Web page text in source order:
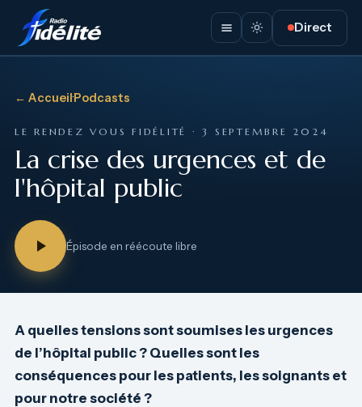
Direct
← Accueil·Podcasts
LE RENDEZ VOUS FIDÉLITÉ · 3 SEPTEMBRE 2024
La crise des urgences et de
l'hôpital public
Épisode en réécoute libre
A quelles tensions sont soumises les urgences
de l’hôpital public ? Quelles sont les
conséquences pour les patients, les soignants et
pour notre société ?